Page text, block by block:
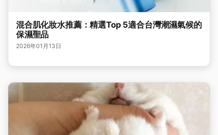
混合肌化妝水推薦：精選Top 5適合台灣潮濕氣候的
保濕聖品
2026年01月13日